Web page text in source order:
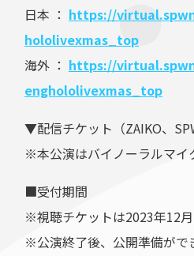
日本 ： https://
hololivexmas_top
海外 ： https://
enghololivexmas_top
▼配信チケット（ZAIKO、
※本公演はバイノーラルマイ
■受付期間
※視聴チケットは2023年12
※公演終了後、公開準備がで